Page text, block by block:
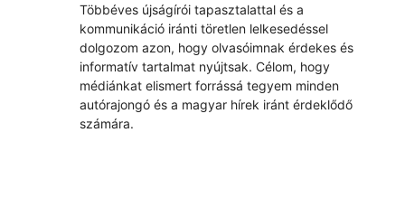
Többéves újságírói tapasztalattal és a
kommunikáció iránti töretlen lelkesedéssel
dolgozom azon, hogy olvasóimnak érdekes és
informatív tartalmat nyújtsak. Célom, hogy
médiánkat elismert forrássá tegyem minden
autórajongó és a magyar hírek iránt érdeklődő
számára.